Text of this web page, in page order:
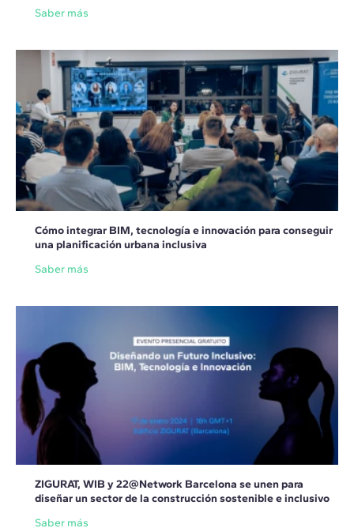
Saber más
Cómo integrar BIM, tecnología e innovación para conseguir
una planificación urbana inclusiva
Saber más
ZIGURAT, WIB y 22@Network Barcelona se unen para
diseñar un sector de la construcción sostenible e inclusivo
Saber más